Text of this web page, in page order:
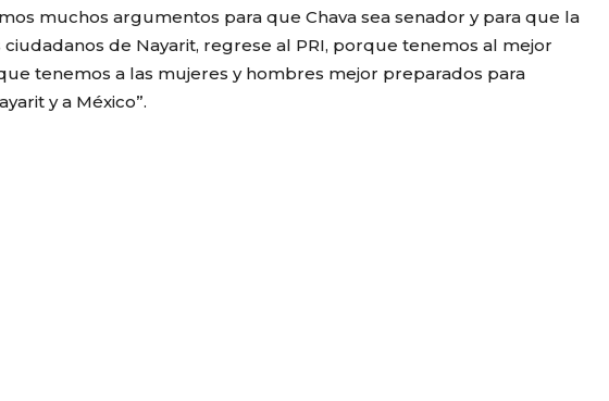
muchos argumentos para que Chava sea senador y para que la
de Nayarit, regrese al PRI, porque tenemos al mejor
tenemos a las mujeres y hombres mejor preparados para
y a México”.